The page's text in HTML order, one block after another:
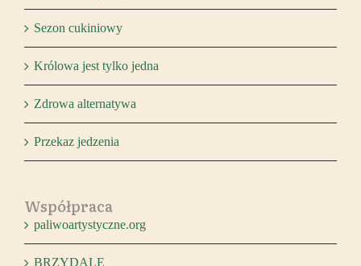
Sezon cukiniowy
Królowa jest tylko jedna
Zdrowa alternatywa
Przekaz jedzenia
Współpraca
paliwoartystyczne.org
BRZYDALE